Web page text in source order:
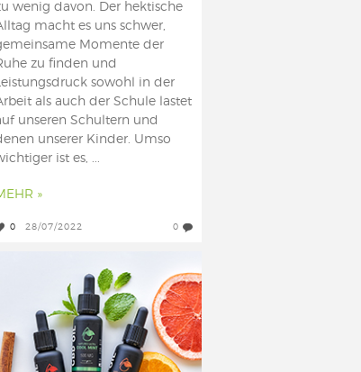
wenig davon. Der hektische
macht es uns schwer,
Momente der
zu finden und
sowohl in der
als auch der Schule lastet
unseren Schultern und
unserer Kinder. Umso
ist es, ...
»
0 28/07/2022 0